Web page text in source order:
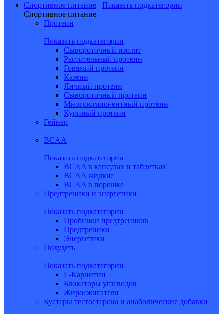
Спортивное питание
Показать подкатегории
Спортивное питание
Протеин
Показать подкатегории
Сывороточный изолят
Растительный протеин
Говяжий протеин
Казеин
Яичный протеин
Сывороточный протеин
Многокомпонентный протеин
Куриный протеин
Гейнер
BCAA
Показать подкатегории
BCAA в капсулах и таблетках
BCAA жидкие
BCAA в порошке
Предтреники и энергетики
Показать подкатегории
Пробники предтреников
Предтреники
Энергетики
Похудеть
Показать подкатегории
L-Карнитин
Блокаторы углеводов
Жиросжигатели
Бустеры тестостерона и анаболические добавки